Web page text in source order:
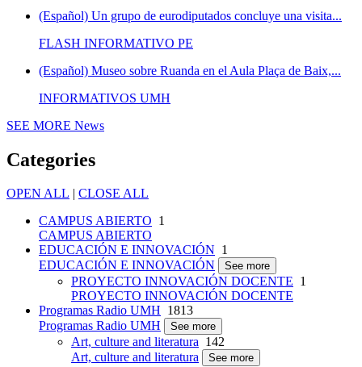
(Español) Un grupo de eurodiputados concluye una visita...
FLASH INFORMATIVO PE
(Español) Museo sobre Ruanda en el Aula Plaça de Baix,...
INFORMATIVOS UMH
SEE MORE News
Categories
OPEN ALL | CLOSE ALL
CAMPUS ABIERTO 1
CAMPUS ABIERTO
EDUCACIÓN E INNOVACIÓN 1
EDUCACIÓN E INNOVACIÓN
See more
PROYECTO INNOVACIÓN DOCENTE 1
PROYECTO INNOVACIÓN DOCENTE
Programas Radio UMH 1813
Programas Radio UMH
See more
Art, culture and literatura 142
Art, culture and literatura
See more